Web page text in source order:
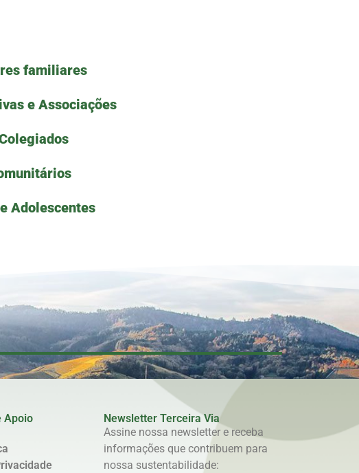
familiares
e Associações
Adolescentes
Apoio
Newsletter Terceira Via
Assine nossa newsletter e receba
informações que contribuem para
nossa sustentabilidade: